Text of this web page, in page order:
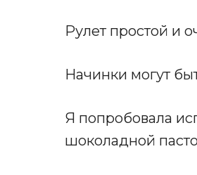
Рулет простой и
Начинки могут
Я попробовала
шоколадной